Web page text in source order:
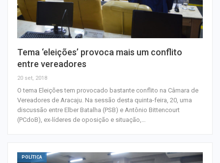
Tema ‘eleições’ provoca mais um conflito
entre vereadores
20 set, 2018
O tema Eleições tem provocado bastante conflito na Câmara de
Vereadores de Aracaju. Na sessão desta quinta-feira, 20, uma
discussão entre Elber Batalha (PSB) e Antônio Bittencourt
(PCdoB), ex-líderes de oposição e situação,…
POLÍTICA